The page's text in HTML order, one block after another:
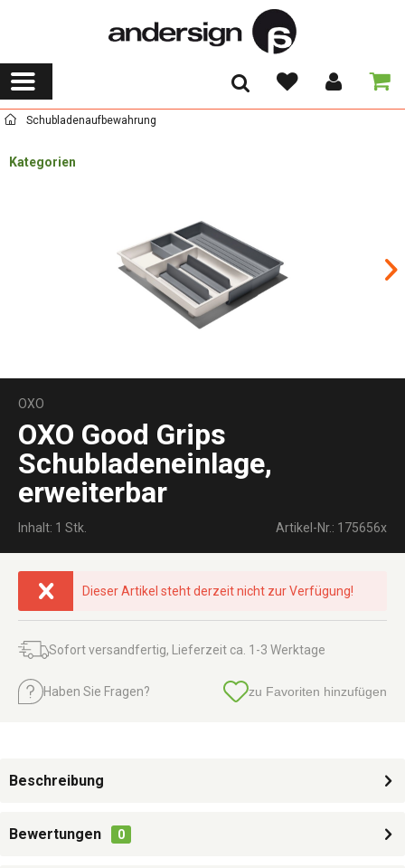
Schubladenaufbewahrung
Kategorien
OXO
OXO Good Grips
Schubladeneinlage,
erweiterbar
Inhalt: 1 Stk. Artikel-Nr.: 175656x
Dieser Artikel steht derzeit nicht zur Verfügung!
Sofort versandfertig, Lieferzeit ca. 1-3 Werktage
Haben Sie Fragen? zu Favoriten hinzufügen
Beschreibung
Bewertungen 0